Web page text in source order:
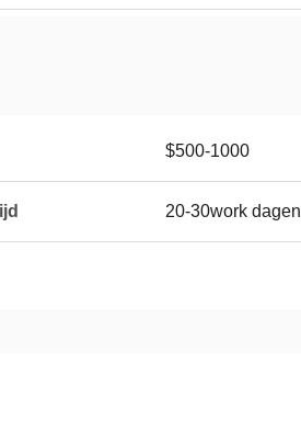
$500-1000
20-30work dagen